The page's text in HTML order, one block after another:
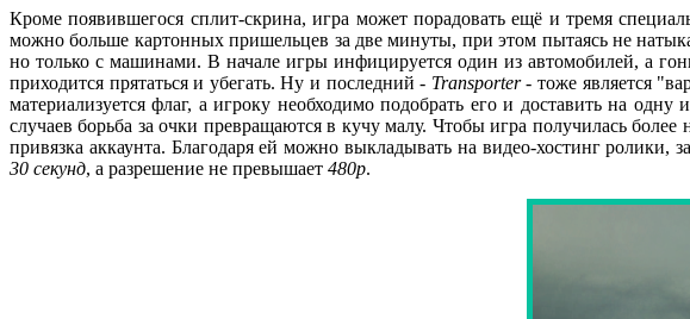
Кроме появившегося сплит-скрина, игра может порадовать ещё и тремя
можно больше картонных пришельцев за две минуты, при этом пытаясь не
но только с машинами. В начале игры инфицируется один из автомобилей, а
приходится прятаться и убегать. Ну и последний - Transporter- тоже является
материализуется флаг, а игроку необходимо подобрать его и доставить на
случаев борьба за очки превращаются в кучу малу. Чтобы игра получилась
привязка аккаунта. Благодаря ей можно выкладывать на видео-хостинг
30 секунд, а разрешение не превышает 480р.